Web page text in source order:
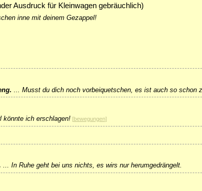
Ausdruck für Kleinwagen gebräuchlich)
inne mit deinem Gezappel!
Musst du dich noch vorbeiquetschen, es ist auch so schon
könnte ich erschlagen![bewegungen]
... In Ruhe geht bei uns nichts, es wirs nur herumgedrängelt.